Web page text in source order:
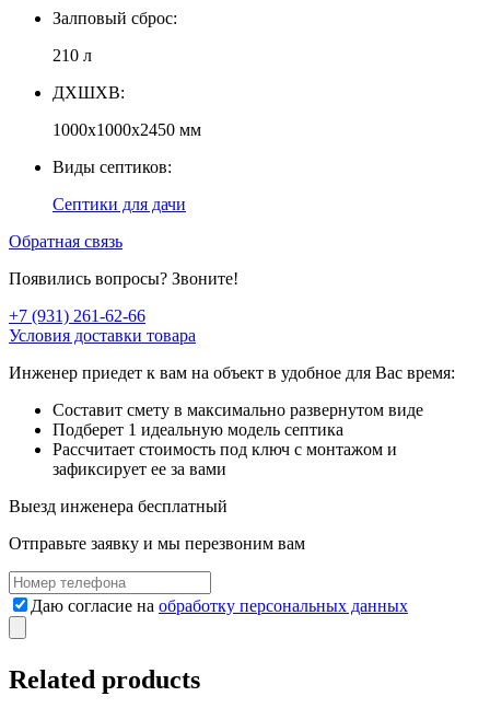
Залповый сброс:
210 л
ДXШXВ:
1000x1000x2450 мм
Виды септиков:
Септики для дачи
Обратная связь
Появились вопросы? Звоните!
+7 (931) 261-62-66
Условия доставки товара
Инженер приедет к вам на объект в удобное для Вас время:
Составит смету в максимально развернутом виде
Подберет 1 идеальную модель септика
Рассчитает стоимость под ключ с монтажом и
зафиксирует ее за вами
Выезд инженера бесплатный
Отправьте заявку и мы перезвоним вам
Даю согласие на обработку персональных данных
Related products